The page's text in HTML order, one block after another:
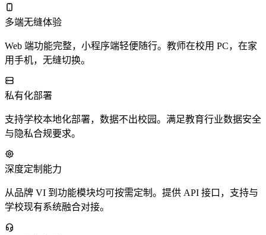
多端无缝体验
Web 端功能完整，小程序端轻便随行。教师在校用 PC，在家
用手机，无缝切换。
私有化部署
支持学校本地化部署，数据不出校园。满足教育行业数据安全
与隐私合规要求。
深度定制能力
从品牌 VI 到功能模块均可按需定制。提供 API 接口，支持与
学校现有系统融合对接。